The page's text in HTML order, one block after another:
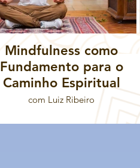
Mindfulness como
Fundamento para o
Caminho Espiritual
com Luiz Ribeiro